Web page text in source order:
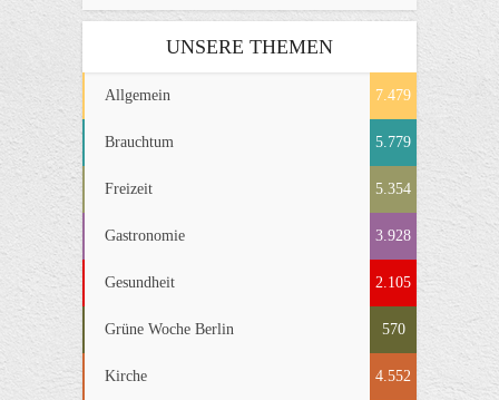
UNSERE THEMEN
Allgemein 7.479
Brauchtum 5.779
Freizeit 5.354
Gastronomie 3.928
Gesundheit 2.105
Grüne Woche Berlin 570
Kirche 4.552